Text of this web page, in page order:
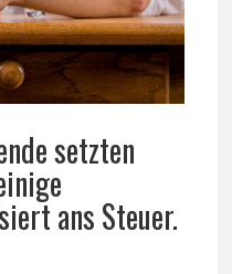
setzten
ans Steuer.